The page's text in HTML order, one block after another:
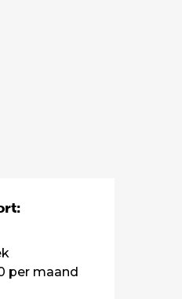
per maand